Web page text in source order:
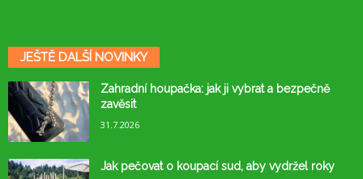
JEŠTĚ DALŠÍ NOVINKY
Zahradní houpačka: jak ji vybrat a bezpečně
zavěsit
31.7.2026
Jak pečovat o koupací sud, aby vydržel roky